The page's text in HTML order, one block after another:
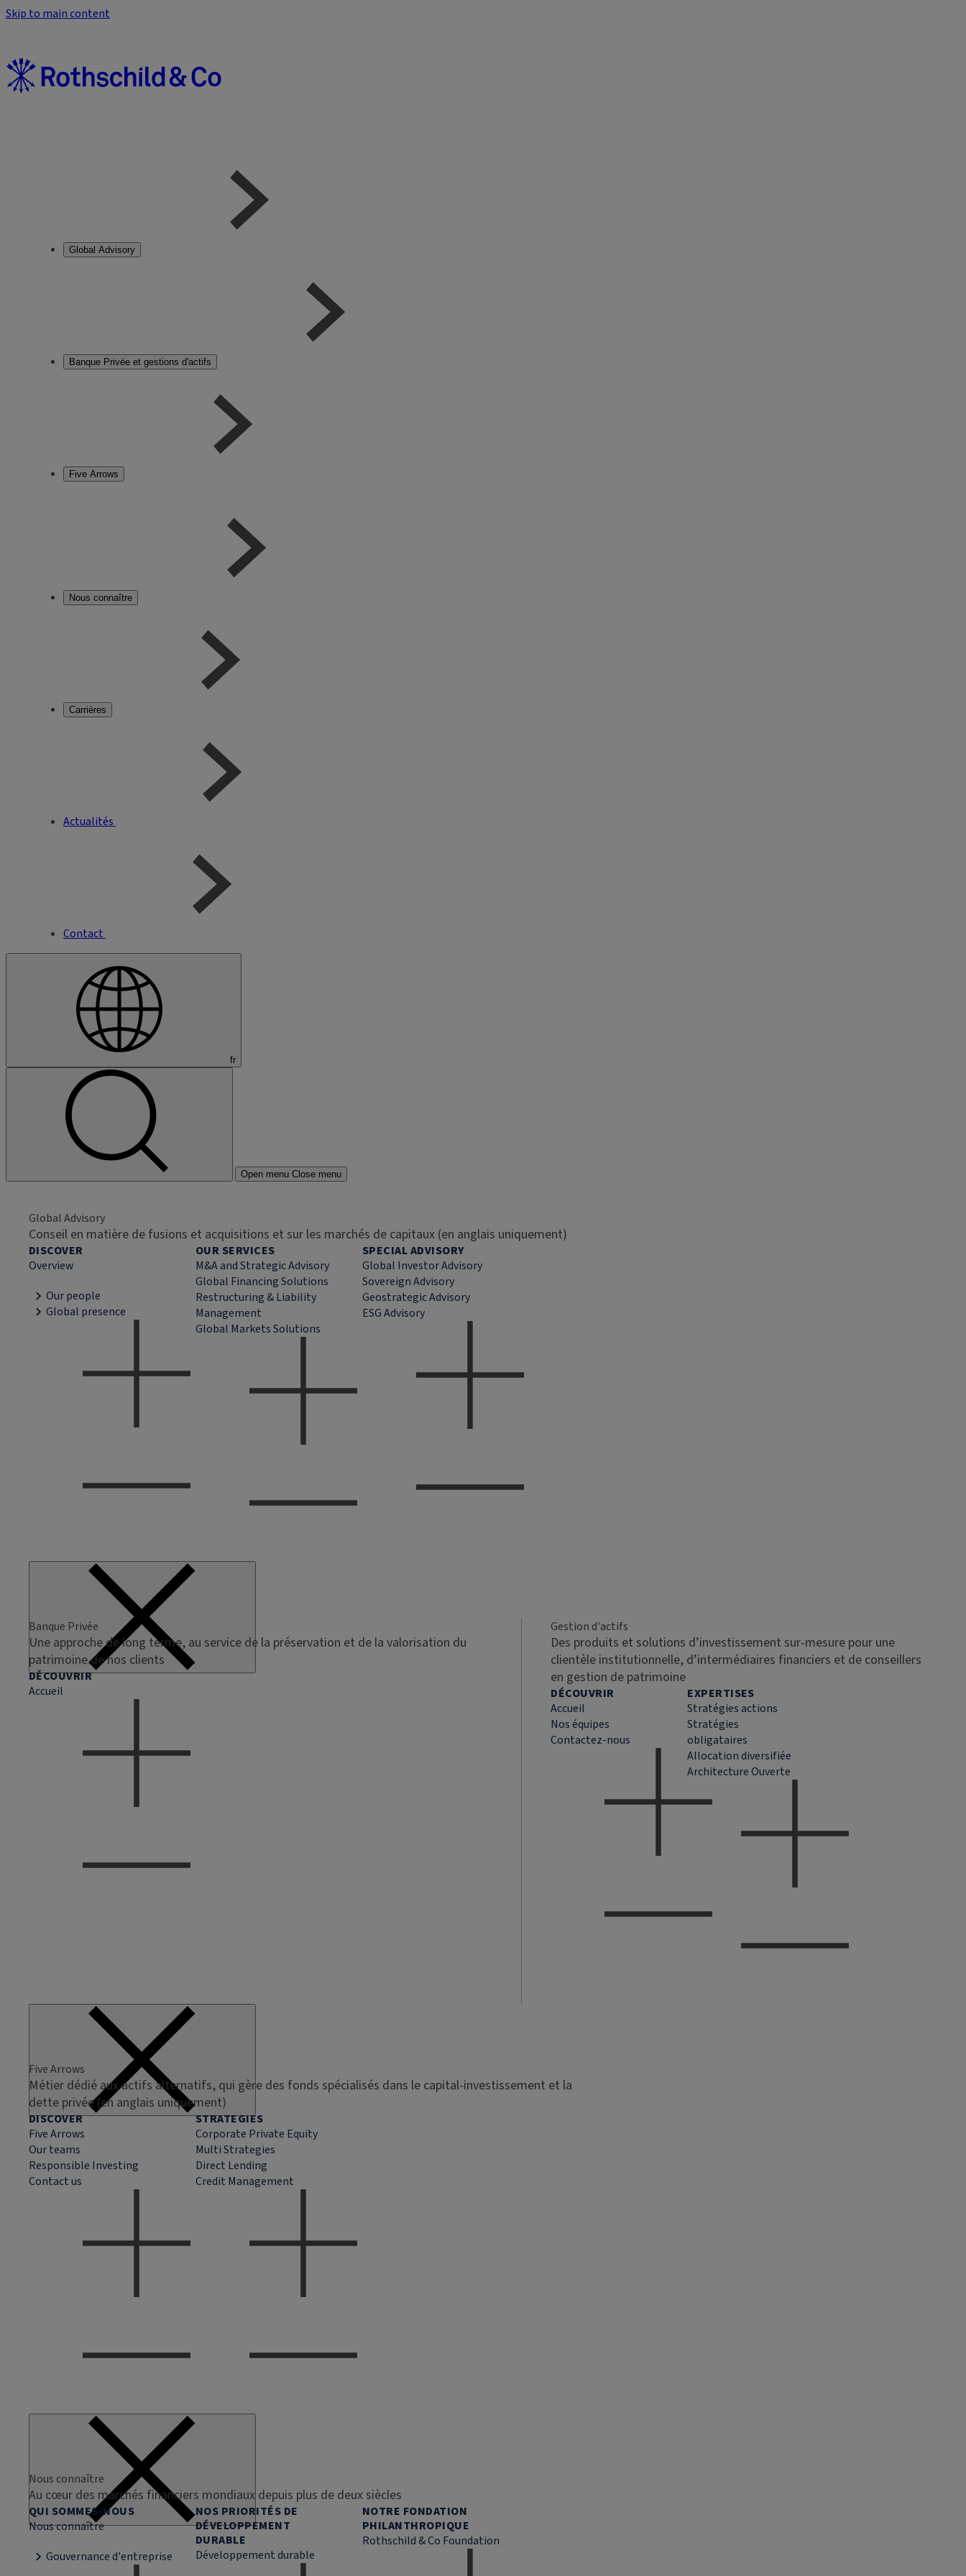
Skip to main content
Global Advisory
Banque Privée et gestions d'actifs
Five Arrows
Nous connaître
Carrières
Actualités
Contact
fr
Open menu Close menu
Global Advisory
Conseil en matière de fusions et acquisitions et sur les marchés de capitaux (en anglais uniquement)
DISCOVER
Overview
Our people
Global presence
OUR SERVICES
M&A and Strategic Advisory
Global Financing Solutions
Restructuring & Liability
Management
Global Markets Solutions
SPECIAL ADVISORY
Global Investor Advisory
Sovereign Advisory
Geostrategic Advisory
ESG Advisory
Banque Privée
Une approche de long terme, au service de la préservation et de la valorisation du
patrimoine de nos clients
DÉCOUVRIR
Accueil
Gestion d'actifs
Des produits et solutions d’investissement sur-mesure pour une
clientèle institutionnelle, d’intermédiaires financiers et de conseillers
en gestion de patrimoine
DÉCOUVRIR
Accueil
Nos équipes
Contactez-nous
EXPERTISES
Stratégies actions
Stratégies
obligataires
Allocation diversifiée
Architecture Ouverte
Five Arrows
Métier dédié aux actifs alternatifs, qui gère des fonds spécialisés dans le capital-investissement et la
dette privée (en anglais uniquement)
DISCOVER
Five Arrows
Our teams
Responsible Investing
Contact us
STRATEGIES
Corporate Private Equity
Multi Strategies
Direct Lending
Credit Management
Nous connaître
Au cœur des marchés financiers mondiaux depuis plus de deux siècles
QUI SOMMES-NOUS
Nous connaître
Gouvernance d'entreprise
NOS PRIORITÉS DE
DÉVELOPPEMENT
DURABLE
Développement durable
NOTRE FONDATION
PHILANTHROPIQUE
Rothschild & Co Foundation